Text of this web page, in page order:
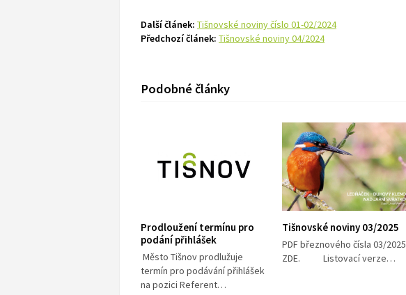
Další článek: Tišnovské noviny číslo 01-02/2024
Předchozí článek: Tišnovské noviny 04/2024
Podobné články
Prodloužení termínu pro
podání přihlášek
Město Tišnov prodlužuje
termín pro podávání přihlášek
na pozici Referent…
Tišnovské noviny 03/2025
PDF březnového čísla 03/2025
ZDE. Listovací verze…